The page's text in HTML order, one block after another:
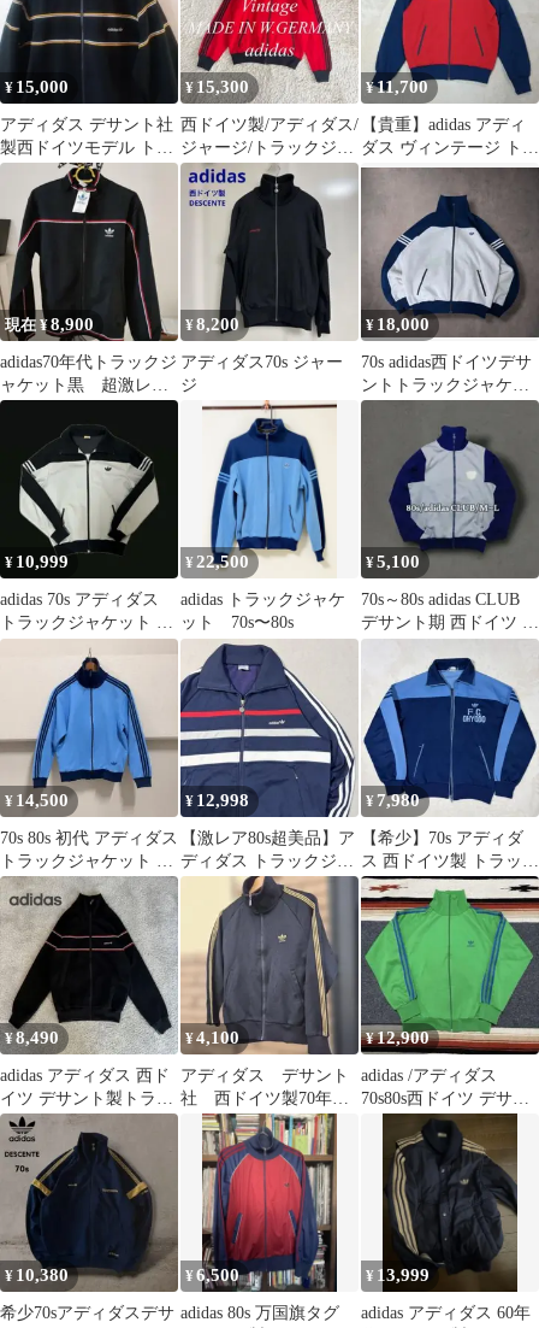
¥ 15,000
アディダス デサント社
製西ドイツモデル トラ
ックジャケットジャー
ジ上着 メンズL
¥ 15,300
西ドイツ製/アディダス/
ジャージ/トラックジャ
ケット
¥11,700
【貴重】adidas アディ
ダス ヴィンテージ トラ
ックジャケット デサン
現在 ¥8,900
adidas70年代トラックジ
ャケット黒 超激レア
新品未使用品 S
¥8,200
アディダス70s ジャー
ジ
¥ 18,000
70s adidas西ドイツデサ
ントトラックジャケッ
ト ジャージsize6ATP
¥ 10,999
adidas 70s アディダス
トラックジャケット 西
ドイツ製 デサント 3
¥22,500
adidas トラックジャケ
ット 70s〜80s
¥5,100
70s～80s adidas CLUB
デサント期 西ドイツ ト
ラックジャケット
¥ 14,500
70s 80s 初代 アディダス
トラックジャケット 西
ドイツタグ 在原みゆ紀
¥ 12,998
【激レア80s超美品】ア
ディダス トラックジャ
ケットM デサント製背
面JAPAN
¥ 7,980
【希少】70s アディダ
ス 西ドイツ製 トラック
ジャケット チーム刺繍
サイズ4
¥8,490
adidas アディダス 西ド
イツ デサント製トラッ
クジャケット ATS 80s
¥4,100
アディダス デサント
社 西ドイツ製70年
代 ブラック トラッ
クジャケット
¥12,900
adidas /アディダス
70s80s西ドイツ デサン
ト社製トラックジャケ
¥ 10,380
希少70sアディダスデサ
¥6,500
adidas 80s 万国旗タグ
¥ 13,999
adidas アディダス 60年